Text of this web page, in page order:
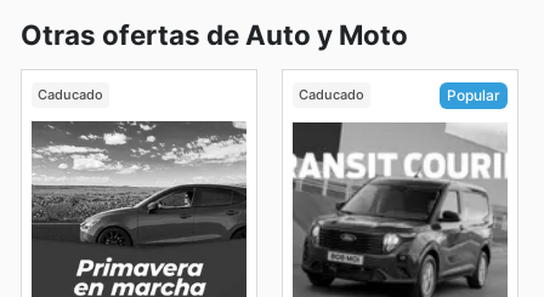
Otras ofertas de Auto y Moto
Caducado Caducado Popular